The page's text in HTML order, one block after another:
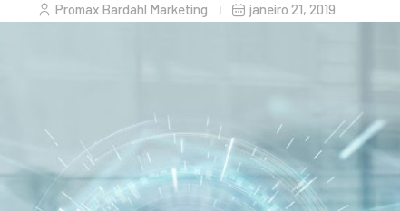
Promax Bardahl Marketing janeiro 21, 2019